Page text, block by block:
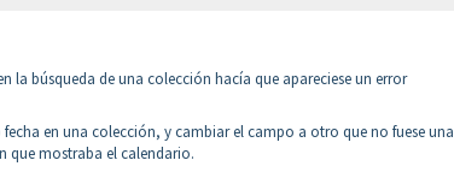
la búsqueda de una colección hacía que apareciese un error
en una colección, y cambiar el campo a otro que no fuese una
que mostraba el calendario.